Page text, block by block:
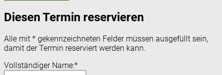
Diesen Termin reservieren
Alle mit * gekennzeichneten Felder müssen ausgefüllt sein,
damit der Termin reserviert werden kann.
Vollständiger Name:*